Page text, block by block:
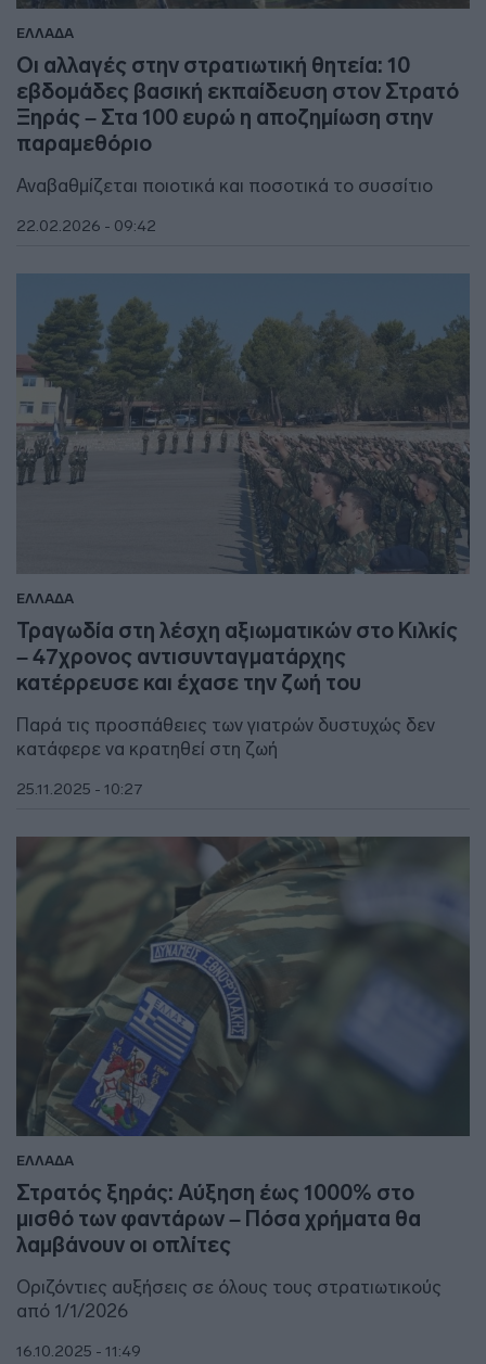
ΕΛΛΑΔΑ
Οι αλλαγές στην στρατιωτική θητεία: 10
εβδομάδες βασική εκπαίδευση στον Στρατό
Ξηράς – Στα 100 ευρώ η αποζημίωση στην
παραμεθόριο
Αναβαθμίζεται ποιοτικά και ποσοτικά το συσσίτιο
22.02.2026 - 09:42
ΕΛΛΑΔΑ
Τραγωδία στη λέσχη αξιωματικών στο Κιλκίς
– 47χρονος αντισυνταγματάρχης
κατέρρευσε και έχασε την ζωή του
Παρά τις προσπάθειες των γιατρών δυστυχώς δεν
κατάφερε να κρατηθεί στη ζωή
25.11.2025 - 10:27
ΕΛΛΑΔΑ
Στρατός ξηράς: Αύξηση έως 1000% στο
μισθό των φαντάρων – Πόσα χρήματα θα
λαμβάνουν οι οπλίτες
Οριζόντιες αυξήσεις σε όλους τους στρατιωτικούς
από 1/1/2026
16.10.2025 - 11:49